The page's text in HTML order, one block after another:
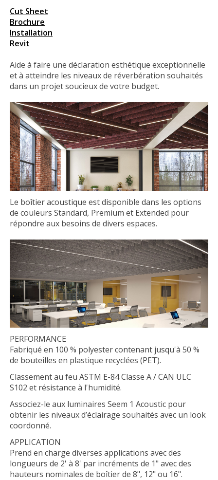
Cut Sheet
Brochure
Installation
Revit
Aide à faire une déclaration esthétique exceptionnelle
et à atteindre les niveaux de réverbération souhaités
dans un projet soucieux de votre budget.
Le boîtier acoustique est disponible dans les options
de couleurs Standard, Premium et Extended pour
répondre aux besoins de divers espaces.
PERFORMANCE
Fabriqué en 100 % polyester contenant jusqu'à 50 %
de bouteilles en plastique recyclées (PET).
Classement au feu ASTM E-84 Classe A / CAN ULC
S102 et résistance à l'humidité.
Associez-le aux luminaires Seem 1 Acoustic pour
obtenir les niveaux d’éclairage souhaités avec un look
coordonné.
APPLICATION
Prend en charge diverses applications avec des
longueurs de 2' à 8' par incréments de 1" avec des
hauteurs nominales de boîtier de 8", 12" ou 16".